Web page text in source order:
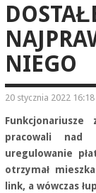
NIEGO
20 stycznia 2022 16:18
Funkcjonariusze
pracowali nad
uregulowanie
otrzymał
link, a wówczas